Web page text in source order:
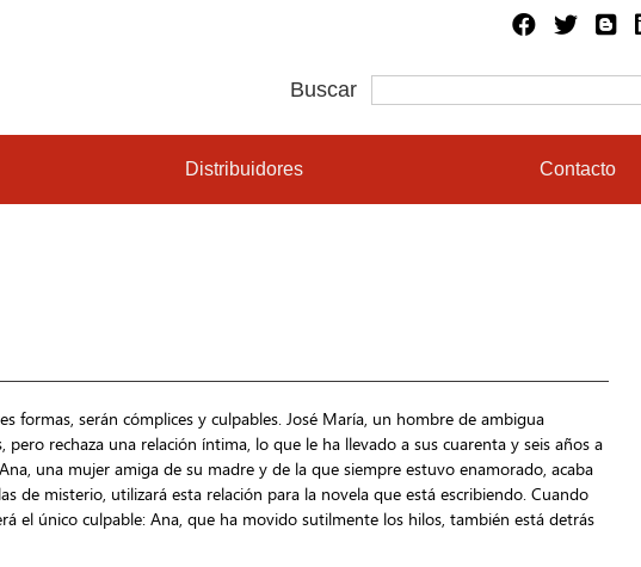
Buscar
Distribuidores Contacto
formas, serán cómplices y culpables. José María, un hombre de ambigua
rechaza una relación íntima, lo que le ha llevado a sus cuarenta y seis años a
una mujer amiga de su madre y de la que siempre estuvo enamorado, acaba
de misterio, utilizará esta relación para la novela que está escribiendo. Cuando
el único culpable: Ana, que ha movido sutilmente los hilos, también está detrás